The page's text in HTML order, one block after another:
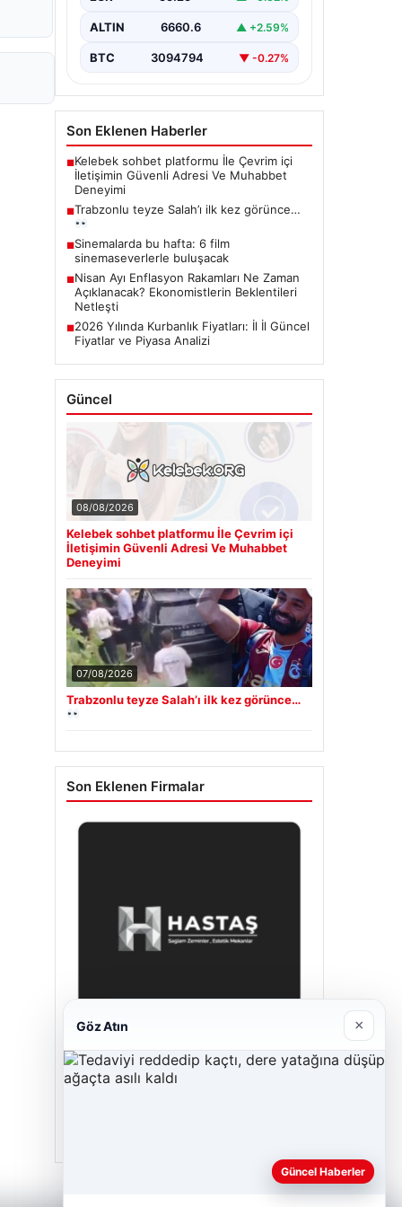
ALTIN 6660.6 ▲ +2.59%
BTC 3094794 ▼ -0.27%
Son Eklenen Haberler
■Kelebek sohbet platformu İle Çevrim içi
İletişimin Güvenli Adresi Ve Muhabbet
Deneyimi
■Trabzonlu teyze Salah’ı ilk kez görünce…
■Sinemalarda bu hafta: 6 film
sinemaseverlerle buluşacak
■Nisan Ayı Enflasyon Rakamları Ne Zaman
Açıklanacak? Ekonomistlerin Beklentileri
Netleşti
■2026 Yılında Kurbanlık Fiyatları: İl İl Güncel
Fiyatlar ve Piyasa Analizi
Güncel
08/08/2026
Kelebek sohbet platformu İle Çevrim içi
İletişimin Güvenli Adresi Ve Muhabbet
Deneyimi
07/08/2026
Trabzonlu teyze Salah’ı ilk kez görünce…
Son Eklenen Firmalar
Hastaş Beton
Göz Atın ×
Güncel Haberler